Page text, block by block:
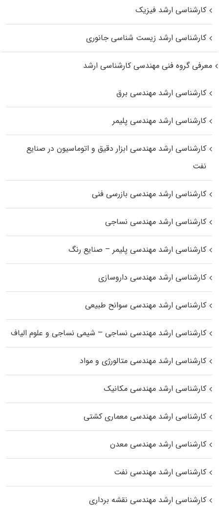
کارشناسی ارشد فیزیک
کارشناسی ارشد زیست‌ شناسی جانوری
معرفی گروه فنی مهندسی کارشناسی ارشد
کارشناسی ارشد مهندسی برق
کارشناسی ارشد مهندسی پلیمر
کارشناسی ارشد مهندسی ابزار دقیق و اتوماسیون در صنایع
نفت
کارشناسی ارشد مهندسی بازرسی فنی
کارشناسی ارشد مهندسی نساجی
کارشناسی ارشد مهندسی پلیمر – صنایع رنگ
کارشناسی ارشد مهندسی داروسازی
کارشناسی ارشد مهندسی سوانح طبیعی
کارشناسی ارشد مهندسی نساجی – شیمی نساجی و علوم الیاف
کارشناسی ارشد مهندسی متالورژی و مواد
کارشناسی ارشد مهندسی مکانیک
کارشناسی ارشد مهندسی معماری کشتی
کارشناسی ارشد مهندسی معدن
کارشناسی ارشد مهندسی نفت
کارشناسی ارشد مهندسی نقشه برداری